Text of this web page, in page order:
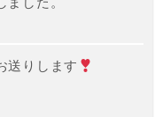
送りします